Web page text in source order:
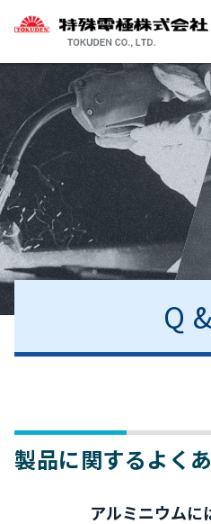
Q
製品に関するよく
アルミニウムに